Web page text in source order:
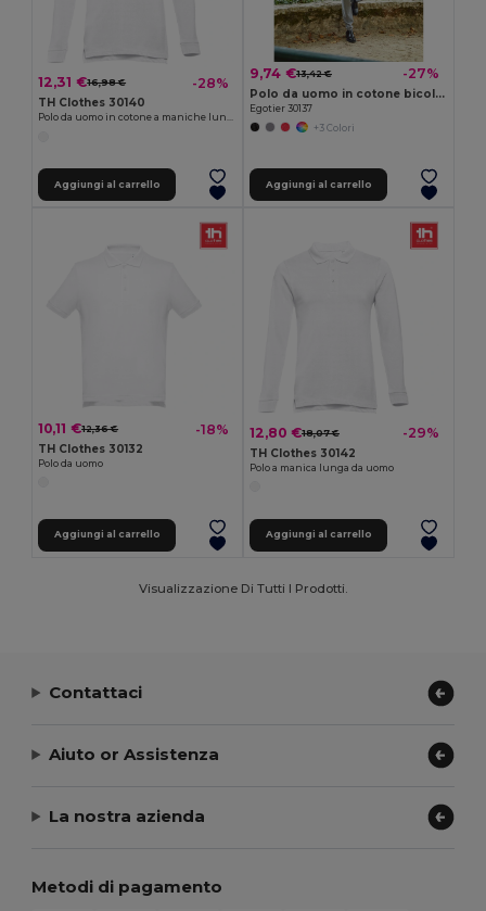
12,31 €16,98 € -28%
TH Clothes 30140
Polo da uomo in cotone a maniche lunghe
Aggiungi al carrello
9,74 €13,42 € -27%
Polo da uomo in cotone bicolore
Egotier 30137
+3 Colori
Aggiungi al carrello
10,11 €12,36 € -18%
TH Clothes 30132
Polo da uomo
Aggiungi al carrello
12,80 €18,07 € -29%
TH Clothes 30142
Polo a manica lunga da uomo
Aggiungi al carrello
Visualizzazione Di Tutti I Prodotti.
Contattaci
Aiuto or Assistenza
La nostra azienda
Metodi di pagamento